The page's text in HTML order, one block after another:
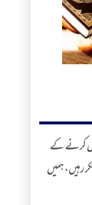
کرنے کے
رہیں، ہمیں